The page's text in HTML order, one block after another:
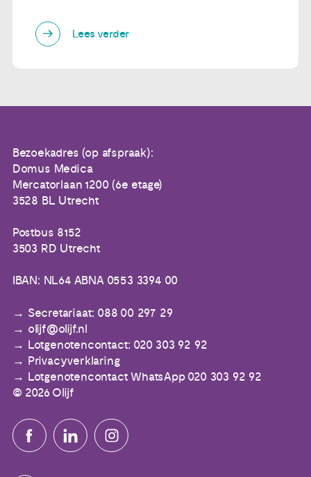
Lees verder
Bezoekadres (op afspraak):
Domus Medica
Mercatorlaan 1200 (6e etage)
3528 BL Utrecht
Postbus 8152
3503 RD Utrecht
IBAN: NL64 ABNA 0553 3394 00
Secretariaat: 088 00 297 29
olijf@olijf.nl
Lotgenotencontact: 020 303 92 92
Privacyverklaring
Lotgenotencontact WhatsApp 020 303 92 92
© 2026 Olijf